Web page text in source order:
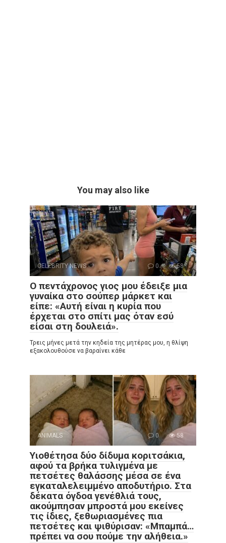
You may also like
CELEBRITY NEWS 0 58
Ο πεντάχρονος γιος μου έδειξε μια
γυναίκα στο σούπερ μάρκετ και
είπε: «Αυτή είναι η κυρία που
έρχεται στο σπίτι μας όταν εσύ
είσαι στη δουλειά».
Τρεις μήνες μετά την κηδεία της μητέρας μου, η θλίψη
εξακολουθούσε να βαραίνει κάθε
ANIMALS 0 58
Υιοθέτησα δύο δίδυμα κοριτσάκια,
αφού τα βρήκα τυλιγμένα με
πετσέτες θαλάσσης μέσα σε ένα
εγκαταλελειμμένο αποδυτήριο. Στα
δέκατα όγδοα γενέθλιά τους,
ακούμπησαν μπροστά μου εκείνες
τις ίδιες, ξεθωριασμένες πια
πετσέτες και ψιθύρισαν: «Μπαμπά…
πρέπει να σου πούμε την αλήθεια.»